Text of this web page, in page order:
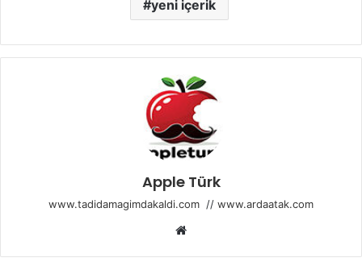
yeni içerik
Apple Türk
www.tadidamagimdakaldi.com // www.ardaatak.com
Web